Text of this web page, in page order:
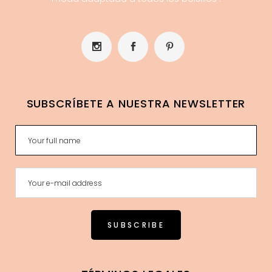
SUBSCRÍBETE A NUESTRA NEWSLETTER